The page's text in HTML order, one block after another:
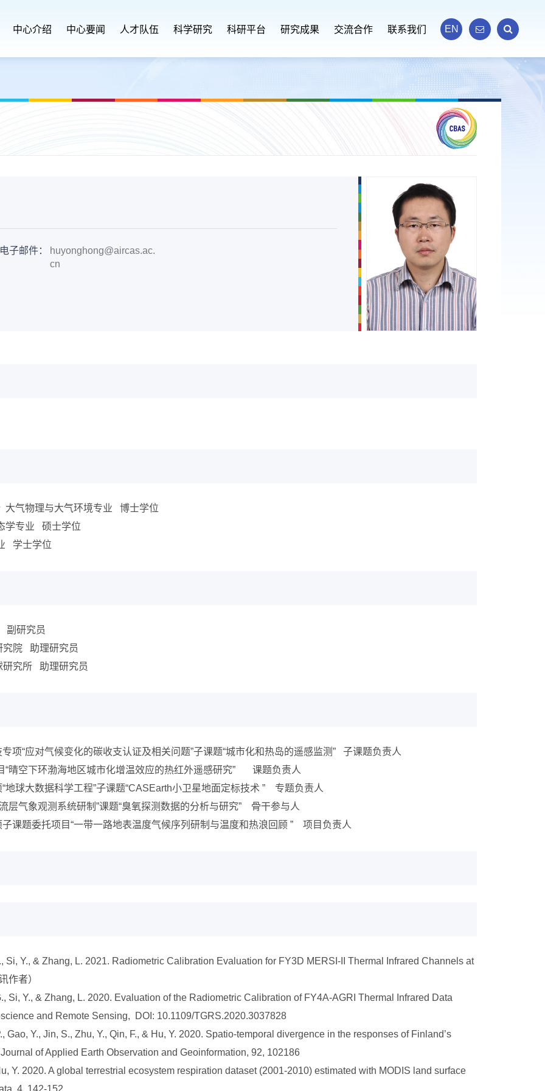
中心介绍 中心要闻 人才队伍 科学研究 科研平台 研究成果 交流合作 联系我们 EN
电子邮件：
huyonghong@aircas.ac.
cn
大气物理与大气环境专业 博士学位
学专业 硕士学位
学士学位
研究员
究院 助理研究员
研究所 助理研究员
项“应对气候变化的碳收支认证及相关问题”子课题“城市化和热岛的遥感监测” 子课题负责人
“晴空下环渤海地区城市化增温效应的热红外遥感研究” 课题负责人
球大数据科学工程”子课题“CASEarth小卫星地面定标技术 ” 专题负责人
层气象观测系统研制”课题“臭氧探测数据的分析与研究” 骨干参与人
课题委托项目“一带一路地表温度气候序列研制与温度和热浪回顾 ” 项目负责人
Si, Y., & Zhang, L. 2021. Radiometric Calibration Evaluation for FY3D MERSI-II Thermal Infrared Channels at
作者）
Si, Y., & Zhang, L. 2020. Evaluation of the Radiometric Calibration of FY4A-AGRI Thermal Infrared Data
and Remote Sensing, DOI: 10.1109/TGRS.2020.3037828
Gao, Y., Jin, S., Zhu, Y., Qin, F., & Hu, Y. 2020. Spatio-temporal divergence in the responses of Finland’s
of Applied Earth Observation and Geoinformation, 92, 102186
Y. 2020. A global terrestrial ecosystem respiration dataset (2001-2010) estimated with MODIS land surface
4, 142-152